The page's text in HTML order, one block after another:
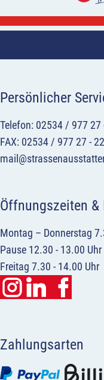
Persönlicher
Telefon: 02534 / 977 27
FAX: 02534 / 977 27 - 22
Öffnungszeiten &
Montag – Donnerstag
Pause 12.30 - 13.00 Uhr
Freitag 7.30 - 14.00 Uhr
Zahlungsarten